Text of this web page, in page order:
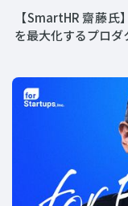
【SmartHR 齋藤
を最大化するプロ